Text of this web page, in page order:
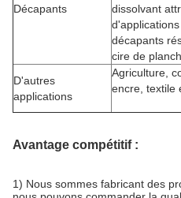
Décapants
dissolvant
décapants
cire de
D'autres
applications
Agriculture,
encre, textile
Avantage compétitif :
1) Nous sommes fabricant des